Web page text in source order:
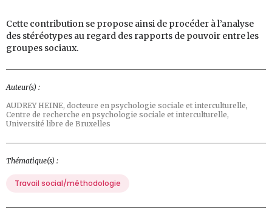
Cette contribution se propose ainsi de procéder à l’analyse
des stéréotypes au regard des rapports de pouvoir entre les
groupes sociaux.
Auteur(s) :
AUDREY HEINE, docteure en psychologie sociale et interculturelle,
Centre de recherche en psychologie sociale et interculturelle,
Université libre de Bruxelles
Thématique(s) :
Travail social/méthodologie